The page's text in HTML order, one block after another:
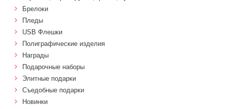
Брелоки
Пледы
USB Флешки
Полиграфические изделия
Награды
Подарочные наборы
Элитные подарки
Cъедобные подарки
Новинки